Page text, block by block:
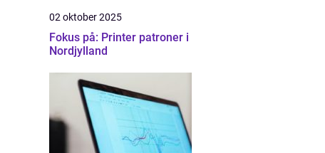
02 oktober 2025
Fokus på: Printer patroner i
Nordjylland